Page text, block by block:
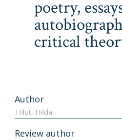
poetry,
critical
Author
Review author